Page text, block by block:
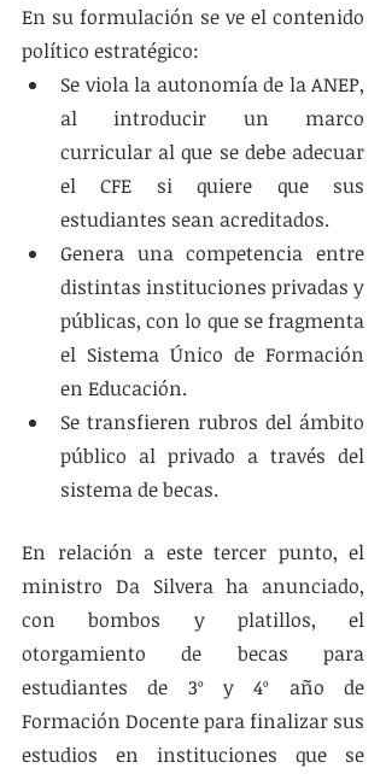
En su formulación se ve el contenido
político estratégico:
Se viola la autonomía de la ANEP,
al introducir un marco
curricular al que se debe adecuar
el CFE si quiere que sus
estudiantes sean acreditados.
Genera una competencia entre
distintas instituciones privadas y
públicas, con lo que se fragmenta
el Sistema Único de Formación
en Educación.
Se transfieren rubros del ámbito
público al privado a través del
sistema de becas.
En relación a este tercer punto, el
ministro Da Silvera ha anunciado,
con bombos y platillos, el
otorgamiento de becas para
estudiantes de 3º y 4º año de
Formación Docente para finalizar sus
estudios en instituciones que se